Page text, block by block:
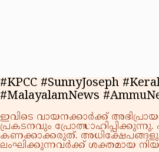
#KPCC #SunnyJoseph
#MalayalamNews
ഇവിടെ വായനക്കാർക്ക്
പ്രകടനവും
കണക്കാക്കരുത്. അധിക്ഷേപങ്ങളും
ലംഘിക്കുന്നവർക്ക് ശക്തമായ